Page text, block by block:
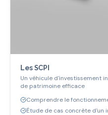
Les SCPI
Un véhicule d'investissement
de patrimoine efficace
Comprendre le
Étude de cas concrète d'un